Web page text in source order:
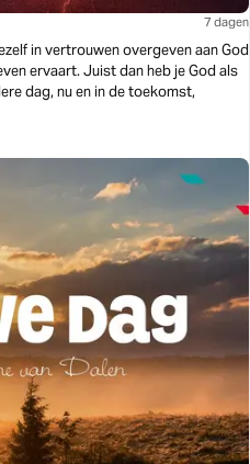
7 dagen
in vertrouwen overgeven aan God
ervaart. Juist dan heb je God als
dag, nu en in de toekomst,